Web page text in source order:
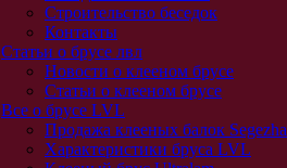
Строительство беседок
Контакты
Статьи о брусе лвл
Новости о клееном брусе
Статьи о клееном брусе
Все о брусе LVL
Продажа клееных балок Segezha
Характеристики бруса LVL